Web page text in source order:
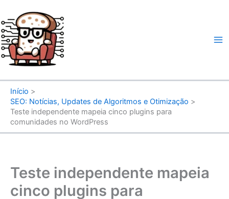
para
o
conteúdo
Início
SEO: Notícias, Updates de Algoritmos e Otimização
Teste independente mapeia cinco plugins para
comunidades no WordPress
Teste independente mapeia
cinco plugins para